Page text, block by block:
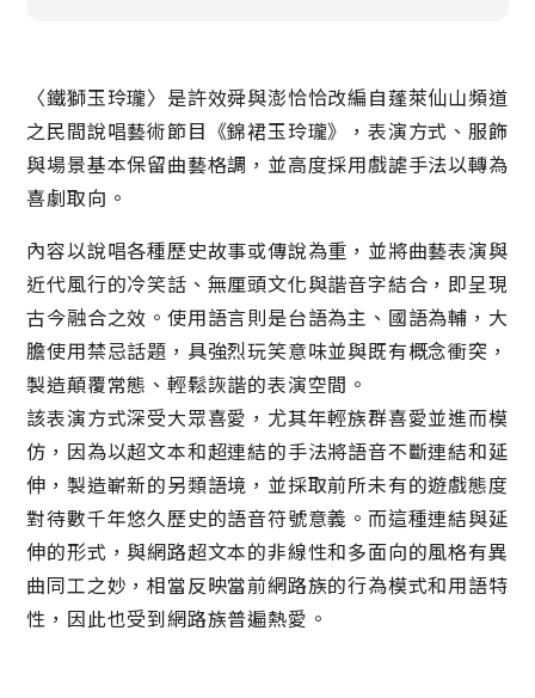
〈鐵獅玉玲瓏〉是許效舜與澎恰恰改編自蓬萊仙山頻道
之民間說唱藝術節目《錦裙玉玲瓏》，表演方式、服飾
與場景基本保留曲藝格調，並高度採用戲謔手法以轉為
喜劇取向。
內容以說唱各種歷史故事或傳說為重，並將曲藝表演與
近代風行的冷笑話、無厘頭文化與諧音字結合，即呈現
古今融合之效。使用語言則是台語為主、國語為輔，大
膽使用禁忌話題，具強烈玩笑意味並與既有概念衝突，
製造顛覆常態、輕鬆詼諧的表演空間。
該表演方式深受大眾喜愛，尤其年輕族群喜愛並進而模
仿，因為以超文本和超連結的手法將語音不斷連結和延
伸，製造嶄新的另類語境，並採取前所未有的遊戲態度
對待數千年悠久歷史的語音符號意義。而這種連結與延
伸的形式，與網路超文本的非線性和多面向的風格有異
曲同工之妙，相當反映當前網路族的行為模式和用語特
性，因此也受到網路族普遍熱愛。